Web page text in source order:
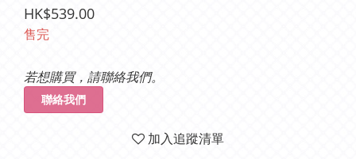
HK$539.00
售完
若想購買，請聯絡我們。
聯絡我們
加入追蹤清單